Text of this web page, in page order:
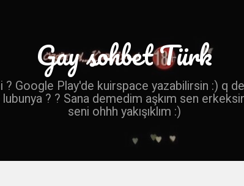
Gay sohbet Türk
Google Play'de kuirspace yazabilirsin :) q
? ? Sana demedim aşkım sen
seni ohhh yakışıklım :)